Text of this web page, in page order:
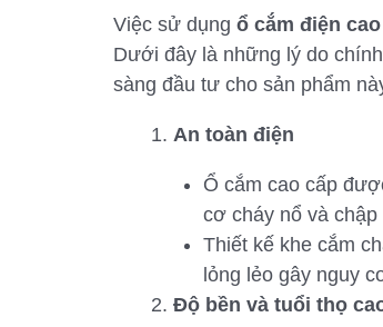
Việc sử dụng ổ cắm điện
Dưới đây là những lý do
sàng đầu tư cho sản phẩm
An toàn điện
Ổ cắm cao cấp
cơ cháy nổ và chập
Thiết kế khe cắm
lỏng lẻo gây nguy
Độ bền và tuổi thọ